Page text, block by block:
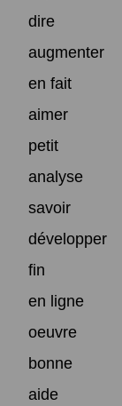
dire
augmenter
en fait
aimer
petit
analyse
savoir
développer
fin
en ligne
oeuvre
bonne
aide